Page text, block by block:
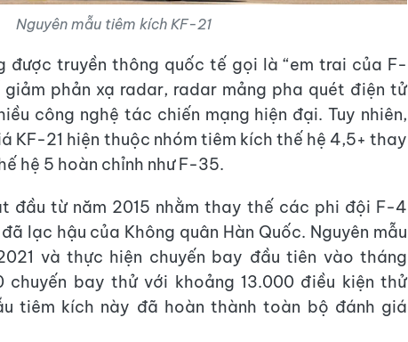
Nguyên mẫu tiêm kích KF-21
được truyền thông quốc tế gọi là “em trai của F-
phản xạ radar, radar mảng pha quét điện tử
công nghệ tác chiến mạng hiện đại. Tuy nhiên,
KF-21 hiện thuộc nhóm tiêm kích thế hệ 4,5+ thay
hệ 5 hoàn chỉnh như F-35.
đầu từ năm 2015 nhằm thay thế các phi đội F-4
lạc hậu của Không quân Hàn Quốc. Nguyên mẫu
và thực hiện chuyến bay đầu tiên vào tháng
chuyến bay thử với khoảng 13.000 điều kiện thử
tiêm kích này đã hoàn thành toàn bộ đánh giá